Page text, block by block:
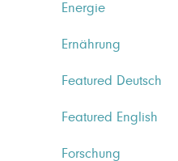
Energie
Ernährung
Featured Deutsch
Featured English
Forschung